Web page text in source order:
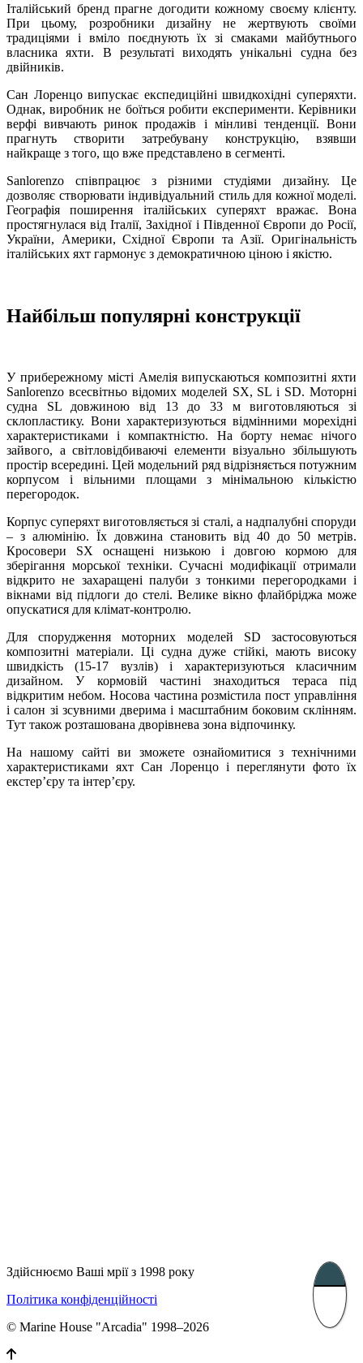
Італійський бренд прагне догодити кожному своєму клієнту.
При цьому, розробники дизайну не жертвують своїми
традиціями і вміло поєднують їх зі смаками майбутнього
власника яхти. В результаті виходять унікальні судна без
двійників.
Сан Лоренцо випускає експедиційні швидкохідні суперяхти.
Однак, виробник не боїться робити експерименти. Керівники
верфі вивчають ринок продажів і мінливі тенденції. Вони
прагнуть створити затребувану конструкцію, взявши
найкраще з того, що вже представлено в сегменті.
Sanlorenzo співпрацює з різними студіями дизайну. Це
дозволяє створювати індивідуальний стиль для кожної моделі.
Географія поширення італійських суперяхт вражає. Вона
простягнулася від Італії, Західної і Південної Європи до Росії,
України, Америки, Східної Європи та Азії. Оригінальність
італійських яхт гармонує з демократичною ціною і якістю.
Найбільш популярні конструкції
У прибережному місті Амелія випускаються композитні яхти
Sanlorenzo всесвітньо відомих моделей SX, SL і SD. Моторні
судна SL довжиною від 13 до 33 м виготовляються зі
склопластику. Вони характеризуються відмінними морехідні
характеристиками і компактністю. На борту немає нічого
зайвого, а світловідбиваючі елементи візуально збільшують
простір всередині. Цей модельний ряд відрізняється потужним
корпусом і вільними площами з мінімальною кількістю
перегородок.
Корпус суперяхт виготовляється зі сталі, а надпалубні споруди
– з алюмінію. Їх довжина становить від 40 до 50 метрів.
Кросовери SX оснащені низькою і довгою кормою для
зберігання морської техніки. Сучасні модифікації отримали
відкрито не захаращені палуби з тонкими перегородками і
вікнами від підлоги до стелі. Велике вікно флайбріджа може
опускатися для клімат-контролю.
Для спорудження моторних моделей SD застосовуються
композитні матеріали. Ці судна дуже стійкі, мають високу
швидкість (15-17 вузлів) і характеризуються класичним
дизайном. У кормовій частині знаходиться тераса під
відкритим небом. Носова частина розмістила пост управління
і салон зі зсувними дверима і масштабним боковим склінням.
Тут також розташована дворівнева зона відпочинку.
На нашому сайті ви зможете ознайомитися з технічними
характеристиками яхт Сан Лоренцо і переглянути фото їх
екстер’єру та інтер’єру.
Здійснюємо Ваші мрії з 1998 року
Політика конфіденційності
© Marine House "Arcadia" 1998–2026